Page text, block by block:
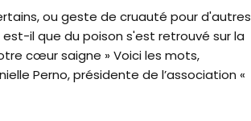
ou geste de cruauté pour d'autres
est-il que du poison s'est retrouvé sur la
cœur saigne » Voici les mots,
Perno, présidente de l’association «